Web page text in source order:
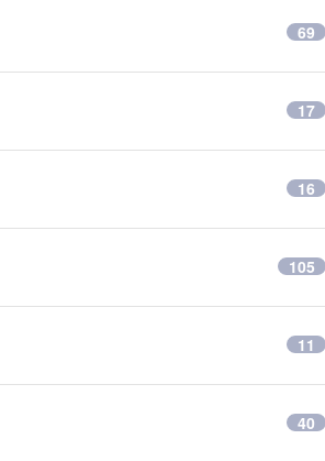
69
17
16
105
11
40